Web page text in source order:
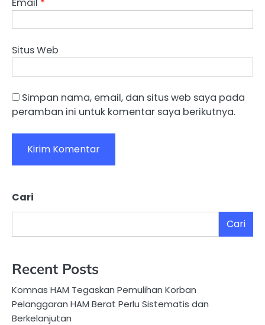
Situs Web
Simpan nama, email, dan situs web saya pada
peramban ini untuk komentar saya berikutnya.
Cari
Cari
Recent Posts
Komnas HAM Tegaskan Pemulihan Korban
Pelanggaran HAM Berat Perlu Sistematis dan
Berkelanjutan